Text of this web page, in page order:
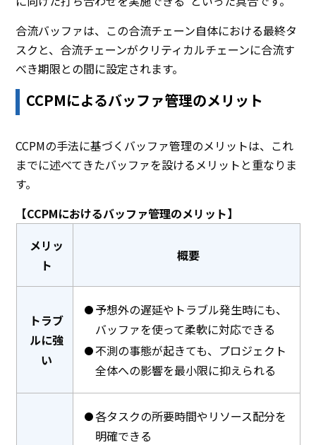
合流バッファは、この合流チェーン自体における最終タ
スクと、合流チェーンがクリティカルチェーンに合流す
べき期限との間に設定されます。
CCPMによるバッファ管理のメリット
CCPMの手法に基づくバッファ管理のメリットは、これ
までに述べてきたバッファを設けるメリットと重なりま
す。
【CCPMにおけるバッファ管理のメリット】
メリッ
ト
概要
トラブ
ルに強
い
予想外の遅延やトラブル発生時にも、
バッファを使って柔軟に対応できる
不測の事態が起きても、プロジェクト
全体への影響を最小限に抑えられる
各タスクの所要時間やリソース配分を
明確できる